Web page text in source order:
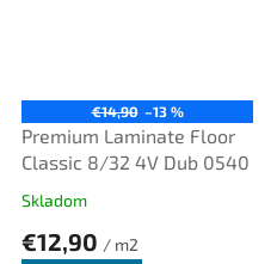
€14,90 –13 %
Premium Laminate Floor
Classic 8/32 4V Dub 0540
Skladom
€12,90 / m2